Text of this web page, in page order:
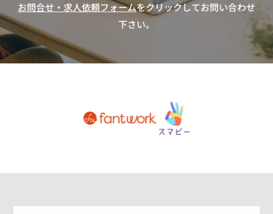
お問合せ・求人依頼フォームをクリックしてお問い合わせ
下さい。